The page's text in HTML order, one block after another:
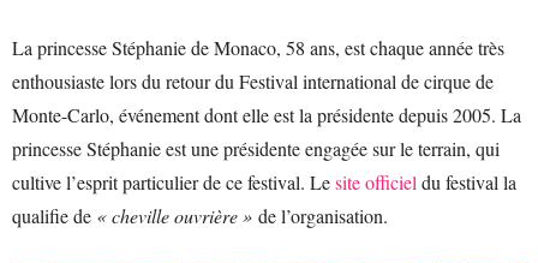
La princesse Stéphanie de Monaco, 58 ans, est chaque année très
enthousiaste lors du retour du Festival international de cirque de
Monte-Carlo, événement dont elle est la présidente depuis 2005. La
princesse Stéphanie est une présidente engagée sur le terrain, qui
cultive l’esprit particulier de ce festival. Lesite officiel du festival la
qualifie de « cheville ouvrière » de l’organisation.